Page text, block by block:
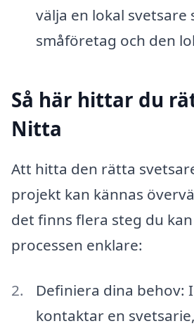
välja en lokal svetsare
småföretag och den
Så här hittar du
Nitta
Att hitta den rätta
projekt kan kännas
det finns flera steg du
processen enklare:
Definiera dina behov:
kontaktar en